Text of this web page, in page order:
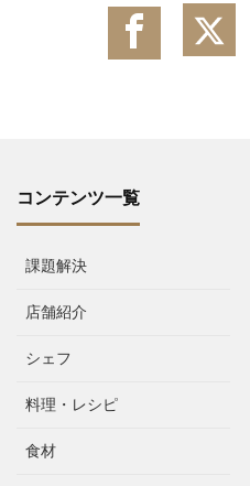
コンテンツ一覧
課題解決
店舗紹介
シェフ
料理・レシピ
食材